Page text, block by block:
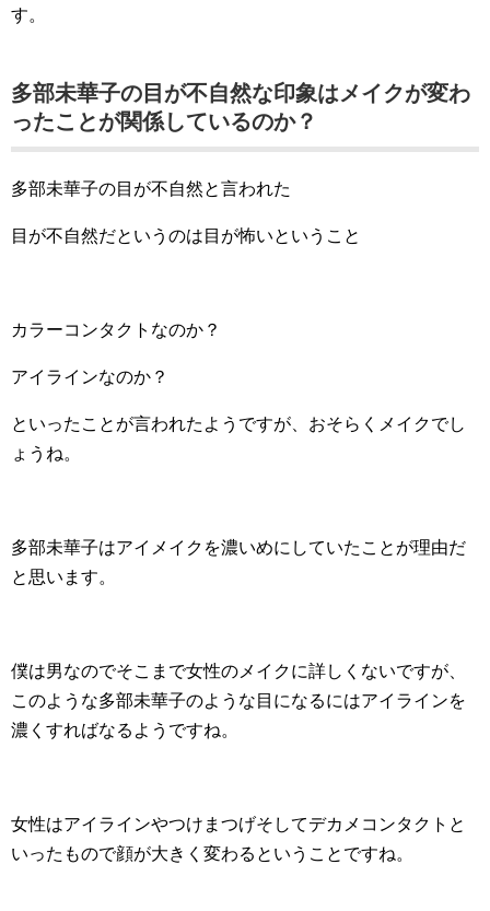
す。
多部未華子の目が不自然な印象はメイクが変わ
ったことが関係しているのか？
多部未華子の目が不自然と言われた
目が不自然だというのは目が怖いということ
カラーコンタクトなのか？
アイラインなのか？
といったことが言われたようですが、おそらくメイクでし
ょうね。
多部未華子はアイメイクを濃いめにしていたことが理由だ
と思います。
僕は男なのでそこまで女性のメイクに詳しくないですが、
このような多部未華子のような目になるにはアイラインを
濃くすればなるようですね。
女性はアイラインやつけまつげそしてデカメコンタクトと
いったもので顔が大きく変わるということですね。